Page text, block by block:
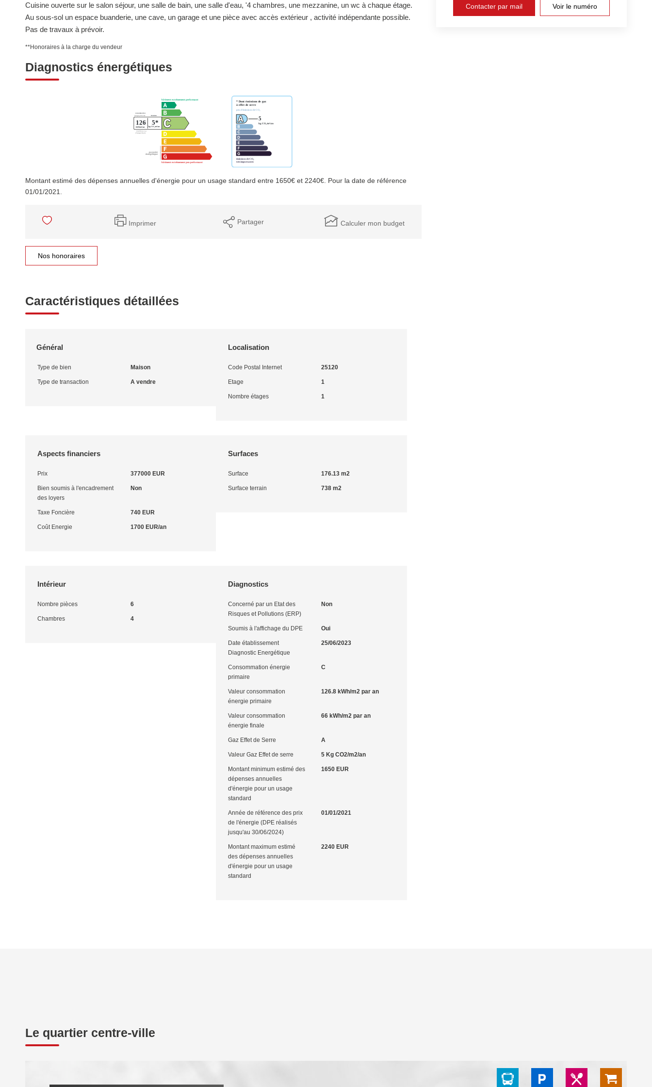
Cuisine ouverte sur le salon séjour, une salle de bain, une salle d'eau, '4 chambres, une mezzanine, un wc à chaque étage.
Au sous-sol un espace buanderie, une cave, un garage et une pièce avec accès extérieur , activité indépendante possible.
Pas de travaux à prévoir.
**Honoraires à la charge du vendeur
Diagnostics énergétiques
Montant estimé des dépenses annuelles d'énergie pour un usage standard entre 1650€ et 2240€. Pour la date de référence
01/01/2021.
Imprimer Partager Calculer mon budget
Nos honoraires
Caractéristiques détaillées
Général
Type de bien Maison
Type de transaction A vendre
Localisation
Code Postal Internet 25120
Etage 1
Nombre étages 1
Aspects financiers
Prix 377000 EUR
Bien soumis à l'encadrement
des loyers
Non
Taxe Foncière 740 EUR
Coût Energie 1700 EUR/an
Surfaces
Surface 176.13 m2
Surface terrain 738 m2
Intérieur
Nombre pièces 6
Chambres 4
Diagnostics
Concerné par un Etat des
Risques et Pollutions (ERP)
Non
Soumis à l'affichage du DPE Oui
Date établissement
Diagnostic Energétique
25/06/2023
Consommation énergie
primaire
C
Valeur consommation
énergie primaire
126.8 kWh/m2 par an
Valeur consommation
énergie finale
66 kWh/m2 par an
Gaz Effet de Serre A
Valeur Gaz Effet de serre 5 Kg CO2/m2/an
Montant minimum estimé des
dépenses annuelles
d'énergie pour un usage
standard
1650 EUR
Année de référence des prix
de l'énergie (DPE réalisés
jusqu'au 30/06/2024)
01/01/2021
Montant maximum estimé
des dépenses annuelles
d'énergie pour un usage
standard
2240 EUR
Contacter par mail Voir le numéro
Le quartier centre-ville